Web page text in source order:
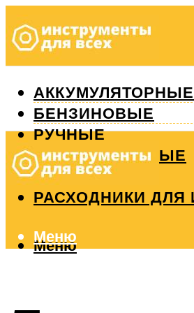
АККУМУЛЯТОРНЫЕ
БЕНЗИНОВЫЕ
РУЧНЫЕ
ИЗМЕРИТЕЛЬНЫЕ
РЕМОНТ
РАСХОДНИКИ ДЛЯ
Меню
Меню